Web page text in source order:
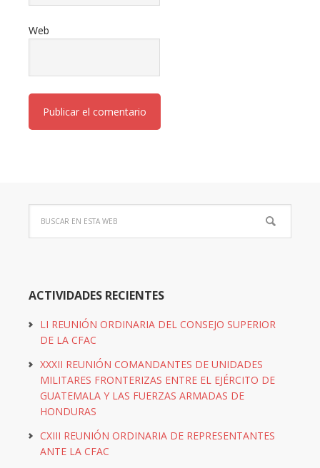
Web
ACTIVIDADES RECIENTES
LI REUNIÓN ORDINARIA DEL CONSEJO SUPERIOR
DE LA CFAC
XXXII REUNIÓN COMANDANTES DE UNIDADES
MILITARES FRONTERIZAS ENTRE EL EJÉRCITO DE
GUATEMALA Y LAS FUERZAS ARMADAS DE
HONDURAS
CXIII REUNIÓN ORDINARIA DE REPRESENTANTES
ANTE LA CFAC